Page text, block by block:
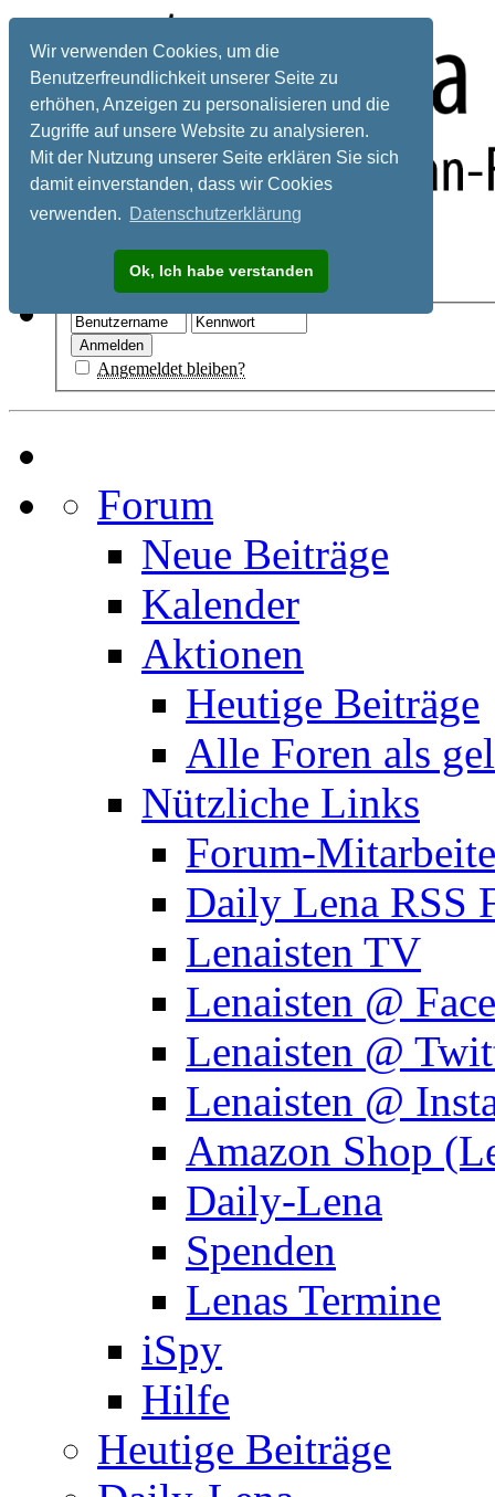
Wir verwenden Cookies, um die
Benutzerfreundlichkeit unserer Seite zu
erhöhen, Anzeigen zu personalisieren und die
Zugriffe auf unsere Website zu analysieren.
Mit der Nutzung unserer Seite erklären Sie sich
damit einverstanden, dass wir Cookies
verwenden. Datenschutzerklärung
Ok, Ich habe verstanden
Registrieren
Angemeldet bleiben?
Forum
Neue Beiträge
Kalender
Aktionen
Heutige Beiträge
Alle Foren als
Nützliche Links
Forum-
Daily Lena RSS
Lenaisten TV
Lenaisten @
Lenaisten @
Lenaisten @
Amazon Shop
Daily-Lena
Spenden
Lenas Termine
iSpy
Hilfe
Heutige Beiträge